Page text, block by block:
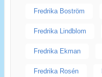
Fredrika Boström
Fredrika Lindblom
Fredrika Ekman
Fredrika Rosén